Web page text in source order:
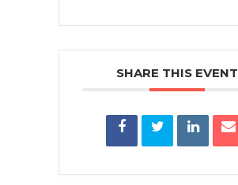
SHARE THIS EVENT